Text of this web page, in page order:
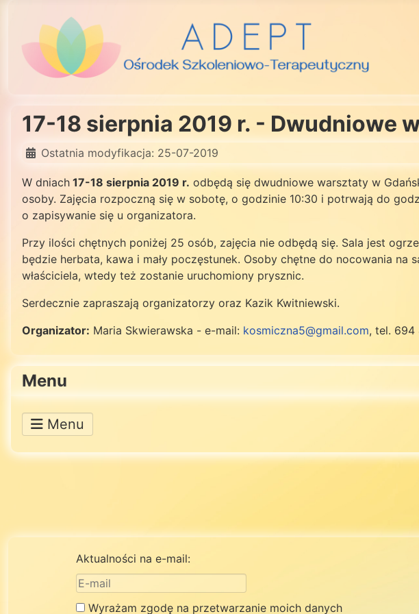
Menu
17-18 sierpnia 2019 r. - Dwudniowe
Ostatnia modyfikacja: 25-07-2019
W dniach 17-18 sierpnia 2019 r. odbędą się dwudniowe warsztaty w
osoby. Zajęcia rozpoczną się w sobotę, o godzinie 10:30 i potrwają do
o zapisywanie się u organizatora.
Przy ilości chętnych poniżej 25 osób, zajęcia nie odbędą się. Sala jest
będzie herbata, kawa i mały poczęstunek. Osoby chętne do nocowania
właściciela, wtedy też zostanie uruchomiony prysznic.
Serdecznie zapraszają organizatorzy oraz Kazik Kwitniewski.
Organizator: Maria Skwierawska - e-mail: kosmiczna5@gmail.com, tel. 694
Aktualności na e-mail:
Wyrażam zgodę na przetwarzanie moich danych